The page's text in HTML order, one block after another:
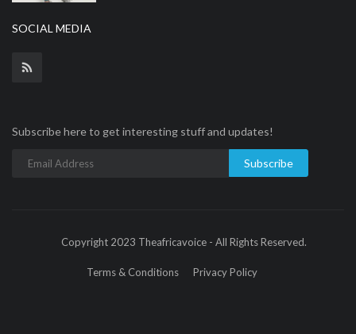
SOCIAL MEDIA
Subscribe here to get interesting stuff and updates!
Subscribe
Copyright 2023 Theafricavoice - All Rights Reserved.
Terms & Conditions Privacy Policy